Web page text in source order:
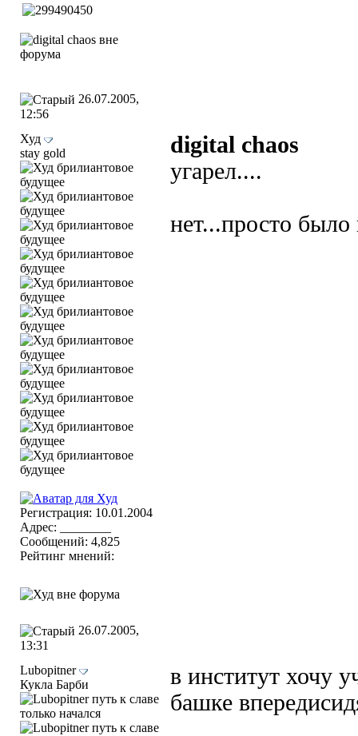
26.07.2005,
12:56
Худ
stay gold
Регистрация: 10.01.2004
Адрес: ________
Сообщений: 4,825
Рейтинг мнений:
digital chaos
угарел....
нет...просто было
26.07.2005,
13:31
Lubopitner
Кукла Барби
в институт хочу
башке